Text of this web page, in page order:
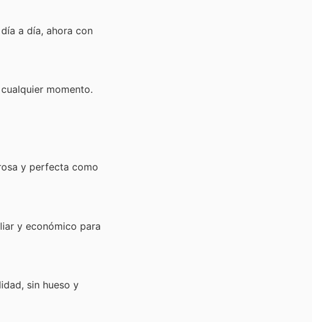
a día, ahora con
momento.
y perfecta como
y económico para
sin hueso y